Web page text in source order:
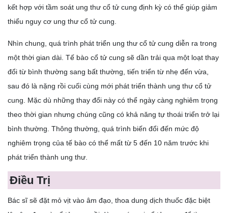
kết hợp với tầm soát ung thư cổ tử cung định kỳ có thể giúp giảm
thiểu nguy cơ ung thư cổ tử cung.
Nhìn chung, quá trình phát triển ung thư cổ tử cung diễn ra trong
một thời gian dài. Tế bào cổ tử cung sẽ dần trải qua một loạt thay
đổi từ bình thường sang bất thường, tiến triển từ nhẹ đến vừa,
sau đó là nặng rồi cuối cùng mới phát triển thành ung thư cổ tử
cung. Mặc dù những thay đổi này có thể ngày càng nghiêm trọng
theo thời gian nhưng chúng cũng có khả năng tự thoái triển trở lại
bình thường. Thông thường, quá trình biến đổi đến mức độ
nghiêm trọng của tế bào có thể mất từ 5 đến 10 năm trước khi
phát triển thành ung thư.
Điều Trị
Bác sĩ sẽ đặt mỏ vịt vào âm đạo, thoa dung dịch thuốc đặc biệt